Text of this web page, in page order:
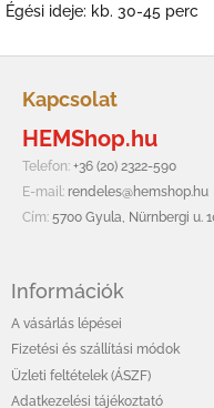
Égési ideje: kb. 30-45 perc
Kapcsolat
HEMShop.hu
Telefon: +36 (20) 2322-590
E-mail: rendeles@hemshop.hu
Cím: 5700 Gyula, Nürnbergi u.
Információk
A vásárlás lépései
Fizetési és szállítási módok
Üzleti feltételek (ÁSZF)
Adatkezelési tájékoztató